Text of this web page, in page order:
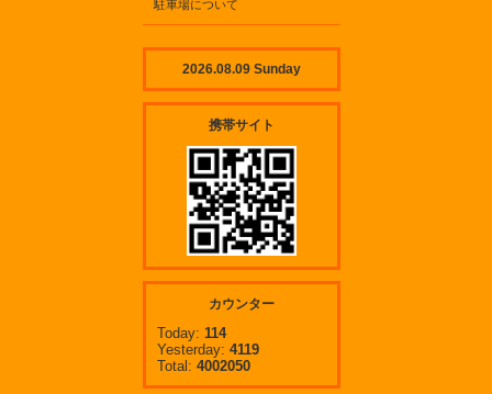
駐車場について
2026.08.09 Sunday
携帯サイト
カウンター
Today: 114
Yesterday: 4119
Total: 4002050